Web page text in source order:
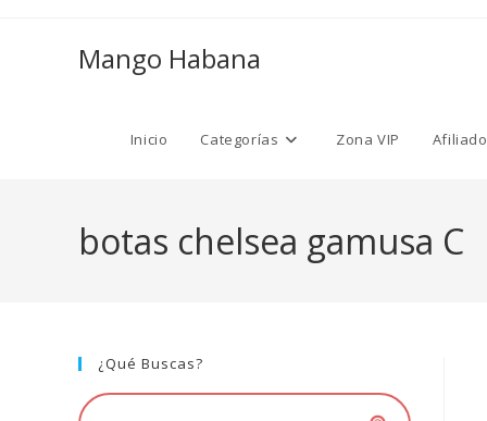
Mango Habana
Inicio Categorías Zona VIP
botas chelsea gamusa C
¿Qué Buscas?